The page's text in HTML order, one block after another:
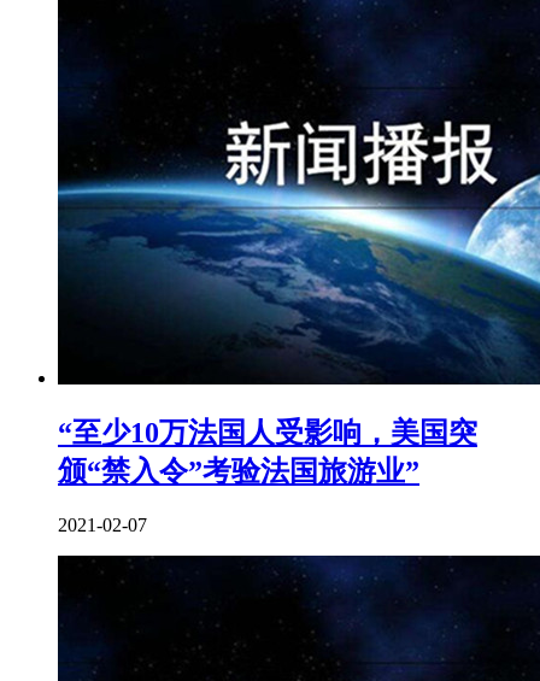
“至少10万法国人受影响，美国突
颁“禁入令”考验法国旅游业”
2021-02-07